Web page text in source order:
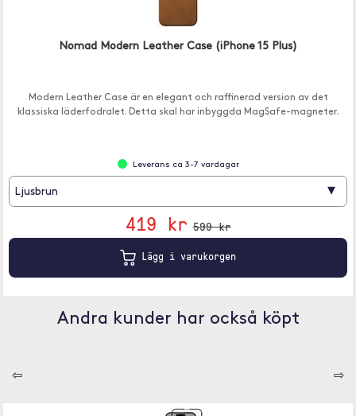
Nomad Modern Leather Case (iPhone 15 Plus)
Modern Leather Case är en elegant och raffinerad version av det
klassiska läderfodralet. Detta skal har inbyggda MagSafe-magneter.
Leverans ca 3-7 vardagar
Ljusbrun ▾
419 kr 599 kr
Lägg i varukorgen
Andra kunder har också köpt
⇦ ⇨